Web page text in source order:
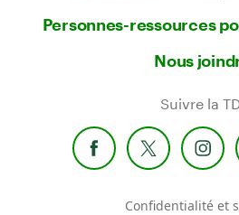
Personnes-ressources
Nous
Suivre la
Confidentialité et